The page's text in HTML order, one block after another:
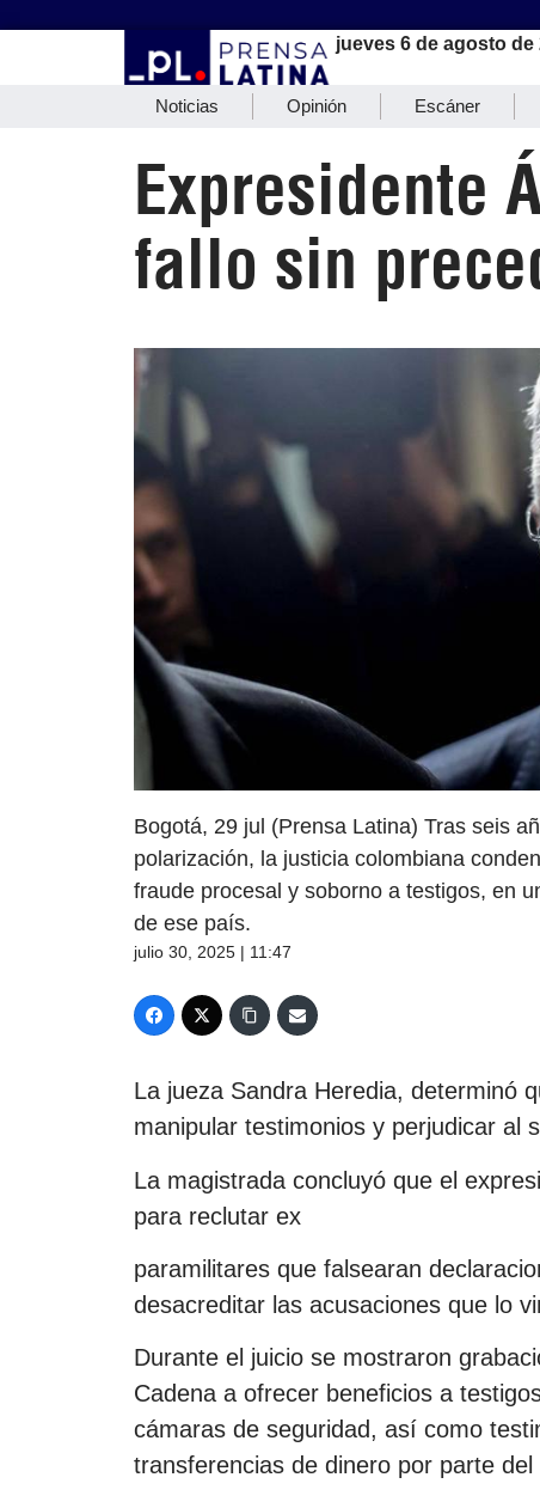
jueves 6 de agosto de
Noticias Opinión Escáner
Expresidente
fallo sin
Bogotá, 29 jul (Prensa Latina) Tras seis
polarización, la justicia colombiana
fraude procesal y soborno a testigos, en
de ese país.
julio 30, 2025 | 11:47
La jueza Sandra Heredia, determinó
manipular testimonios y perjudicar al
La magistrada concluyó que el
para reclutar ex
paramilitares que falsearan
desacreditar las acusaciones que lo
Durante el juicio se mostraron
Cadena a ofrecer beneficios a
cámaras de seguridad, así como
transferencias de dinero por parte del